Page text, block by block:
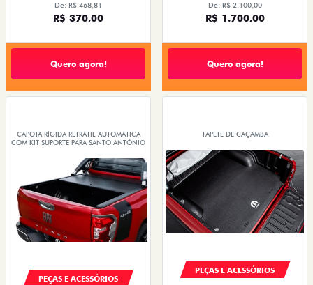
De: R$ 468,81
R$ 370,00
Quero agora!
De: R$ 2.100,00
R$ 1.700,00
Quero agora!
CAPOTA RÍGIDA RETRÁTIL AUTOMÁTICA
COM KIT SUPORTE PARA SANTO ANTÔNIO
PEÇAS E ACESSÓRIOS
TAPETE DE CAÇAMBA
PEÇAS E ACESSÓRIOS